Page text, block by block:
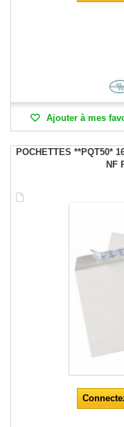
Ajouter à mes
POCHETTES **PQT50*
NF